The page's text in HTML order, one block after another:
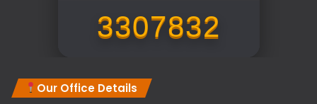
3307832
Our Office Details